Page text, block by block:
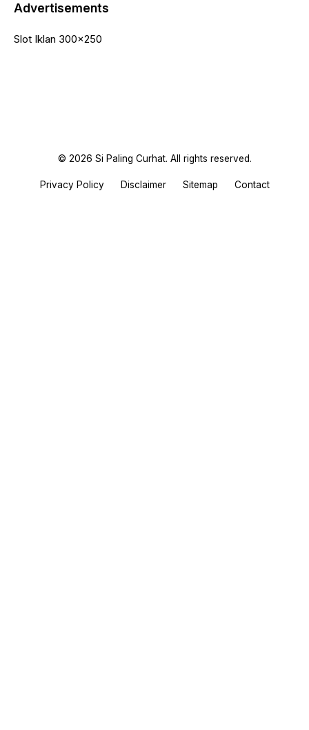
Advertisements
Slot Iklan 300x250
© 2026 Si Paling Curhat. All rights reserved.
Privacy Policy Disclaimer Sitemap Contact